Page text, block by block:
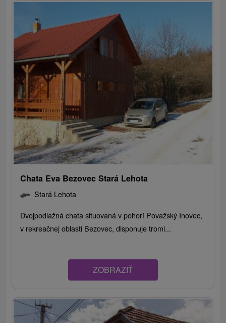
Chata Eva Bezovec Stará Lehota
Stará Lehota
Dvojpodlažná chata situovaná v pohorí Považský Inovec,
v rekreačnej oblasti Bezovec, disponuje tromi...
ZOBRAZIŤ